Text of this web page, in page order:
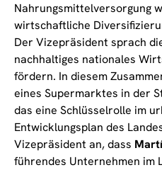
Nahrungsmittelversorgung
wirtschaftliche
Der Vizepräsident sprach
nachhaltiges nationales
fördern. In diesem
eines Supermarktes in der
das eine Schlüsselrolle im
Entwicklungsplan des
Vizepräsident an, dass
führendes Unternehmen im